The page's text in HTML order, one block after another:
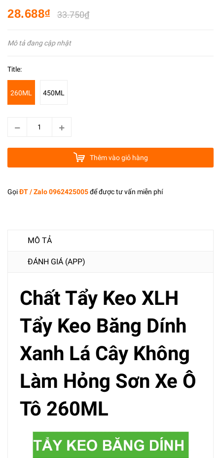
28.688₫ 33.750₫
Mô tả đang cập nhật
Title:
260ML 450ML
Thêm vào giỏ hàng
GọiĐT / Zalo 0962425005để được tư vấn miễn phí
MÔ TẢ
ĐÁNH GIÁ (APP)
Chất Tẩy Keo XLH
Tẩy Keo Băng Dính
Xanh Lá Cây Không
Làm Hỏng Sơn Xe Ô
Tô 260ML